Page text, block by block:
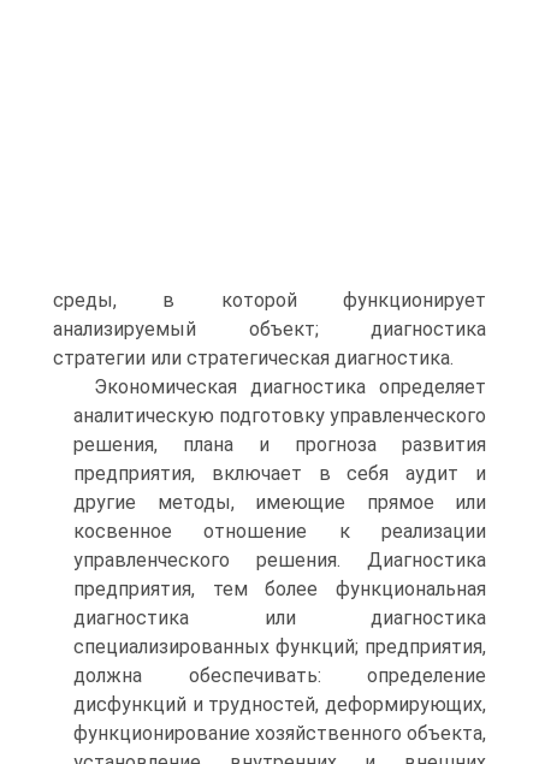
среды, в которой функционирует
анализируемый объект; диагностика
стратегии или стратегическая диагностика.
Экономическая диагностика определяет
аналитическую подготовку управленческого
решения, плана и прогноза развития
предприятия, включает в себя аудит и
другие методы, имеющие прямое или
косвенное отношение к реализации
управленческого решения. Диагностика
предприятия, тем более функциональная
диагностика или диагностика
специализированных функций; предприятия,
должна обеспечивать: определение
дисфункций и трудностей, деформирующих,
функционирование хозяйственного объекта,